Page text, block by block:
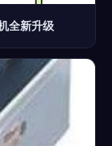
全新升级